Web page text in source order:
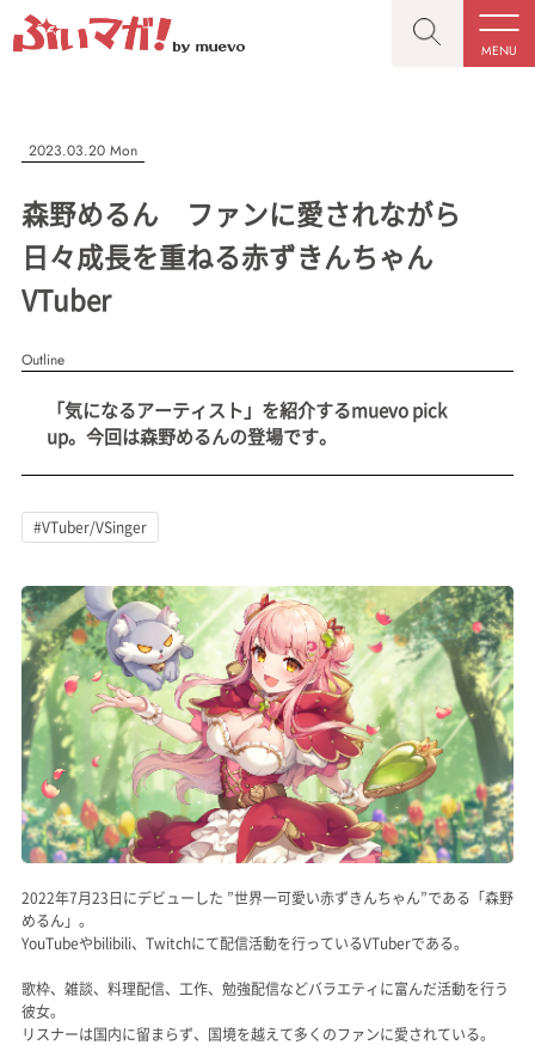
MENU
CLOSE
記事を検索する
#VTuber/VSinger #男性 #女性 #バ美肉 #男の娘
#獣系 #動物系 #企業公式 #個人勢
CLOSE
“推しへの応援を形にする”VTuber専門メディア
記事一覧
プレスリリース一覧
会社概要
お問い合わせ
ログイン
LINK
muevoクラウドファンディング
muevoコミュニティ
ぶいクラ！by muevo
FUKAKACHI+
Follow us
Official SNS
2023.03.20 Mon
森野めるん ファンに愛されながら
日々成長を重ねる赤ずきんちゃん
VTuber
Outline
「気になるアーティスト」を紹介するmuevo pick
up。今回は森野めるんの登場です。
#VTuber/VSinger
2022年7月23日にデビューした ”世界一可愛い赤ずきんちゃん”である「森野
めるん」。
YouTubeやbilibili、Twitchにて配信活動を行っているVTuberである。
歌枠、雑談、料理配信、工作、勉強配信などバラエティに富んだ活動を行う
彼女。
リスナーは国内に留まらず、国境を越えて多くのファンに愛されている。